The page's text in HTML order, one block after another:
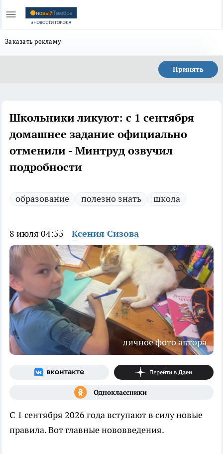
Заказать рекламу
Принять
Школьники ликуют: с 1 сентября
домашнее задание официально
отменили - Минтруд озвучил
подробности
образование полезно знать школа
8 июля 04:55 Ксения Сизова
личное фото автора
С 1 сентября 2026 года вступают в силу новые
правила. Вот главные нововведения.